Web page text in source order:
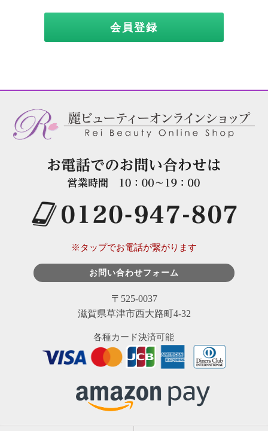
会員登録
※タップでお電話が繋がります
お問い合わせフォーム
〒525-0037
滋賀県草津市西大路町4-32
各種カード決済可能